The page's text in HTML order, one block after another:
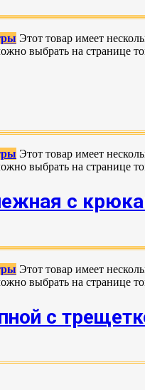
Этот товар имеет
выбрать на странице
Этот товар имеет
выбрать на странице
с
Этот товар имеет
выбрать на странице
с